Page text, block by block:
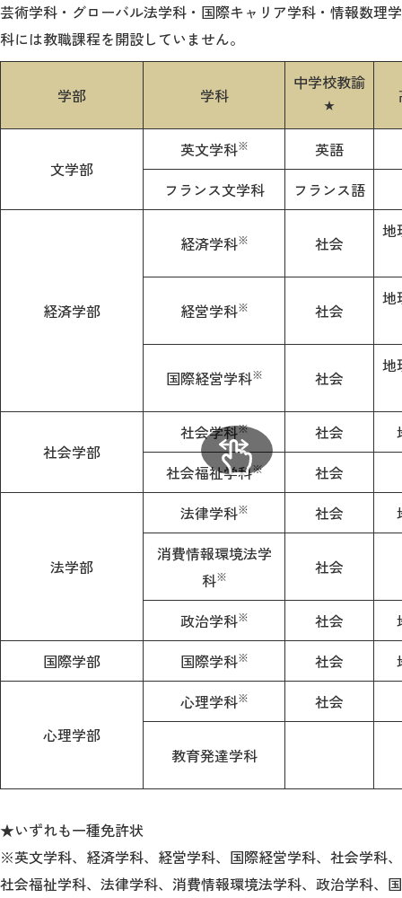
芸術学科・グローバル法学科・国際キャリア学科・情報数理学
科には教職課程を開設していません。
学部 学科
中学校教諭
★
文学部
英文学科※
英語
フランス文学科
フランス語
経済学部
経済学科※ 社会
地
経営学科※ 社会
地
国際経営学科※ 社会
地
社会学部
社会学科※ 社会
社会福祉学科※ 社会
法学部
法律学科※ 社会
消費情報環境法学
科※ 社会
政治学科※ 社会
国際学部
国際学科※ 社会
心理学部
心理学科※ 社会
教育発達学科
★いずれも一種免許状
※英文学科、経済学科、経営学科、国際経営学科、社会学科、
社会福祉学科、法律学科、消費情報環境法学科、政治学科、国